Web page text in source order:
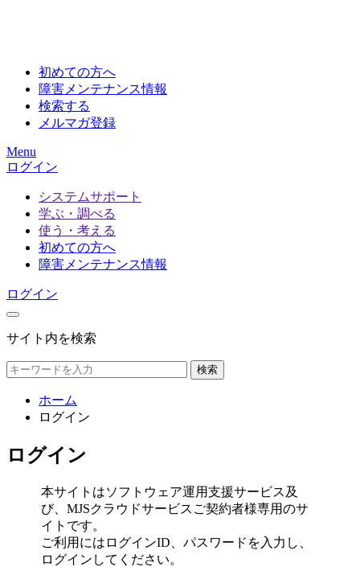
初めての方へ
障害メンテナンス情報
検索する
メルマガ登録
Menu
ログイン
システムサポート
学ぶ・調べる
使う・考える
初めての方へ
障害メンテナンス情報
ログイン
サイト内を検索
検索
ホーム
ログイン
ログイン
本サイトはソフトウェア運用支援サービス及
び、MJSクラウドサービスご契約者様専用のサ
イトです。
ご利用にはログインID、パスワードを入力し、
ログインしてください。